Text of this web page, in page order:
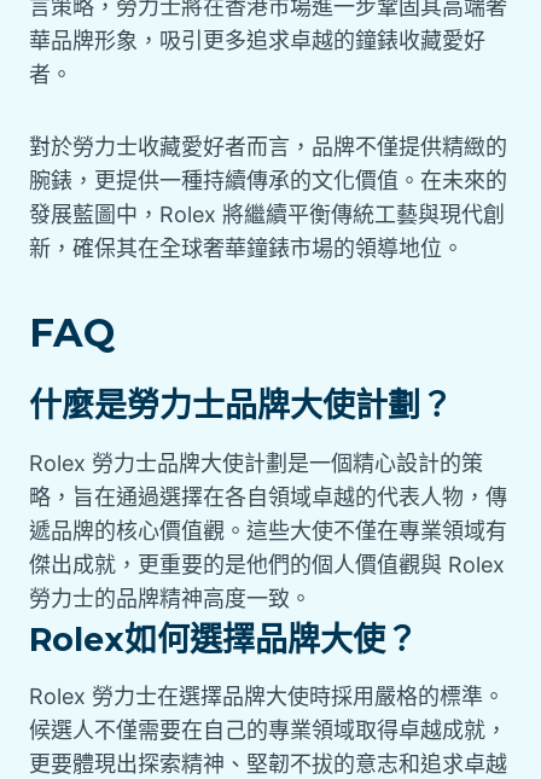
言策略，勞力士將在香港市場進一步鞏固其高端奢
華品牌形象，吸引更多追求卓越的鐘錶收藏愛好
者。
對於勞力士收藏愛好者而言，品牌不僅提供精緻的
腕錶，更提供一種持續傳承的文化價值。在未來的
發展藍圖中，Rolex 將繼續平衡傳統工藝與現代創
新，確保其在全球奢華鐘錶市場的領導地位。
FAQ
什麼是勞力士品牌大使計劃？
Rolex 勞力士品牌大使計劃是一個精心設計的策
略，旨在通過選擇在各自領域卓越的代表人物，傳
遞品牌的核心價值觀。這些大使不僅在專業領域有
傑出成就，更重要的是他們的個人價值觀與 Rolex
勞力士的品牌精神高度一致。
Rolex如何選擇品牌大使？
Rolex 勞力士在選擇品牌大使時採用嚴格的標準。
候選人不僅需要在自己的專業領域取得卓越成就，
更要體現出探索精神、堅韌不拔的意志和追求卓越